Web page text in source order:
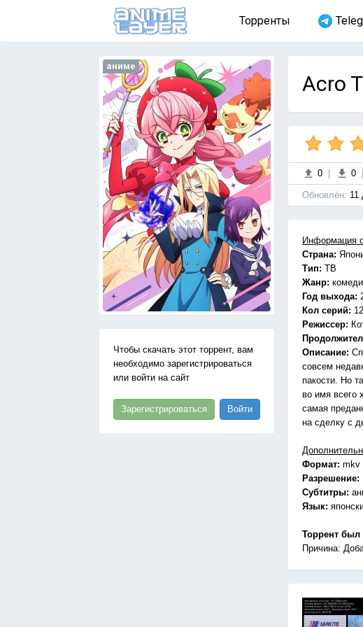
Торренты
аниме
Чтобы скачать этот торрент, вам
необходимо зарегистрироваться
или войти на сайт
Зарегистрироваться Войти
Acro
0 0
Обновлён: 11
Информация
Страна:
Тип: ТВ
Жанр:
Год выхода:
Кол серий:
Режиссер:
Описание:
совсем
пакости. Но
во имя всего
самая
на сделку с
Формат: mkv
Разрешение:
Субтитры:
Язык:
Торрент был
Причина: